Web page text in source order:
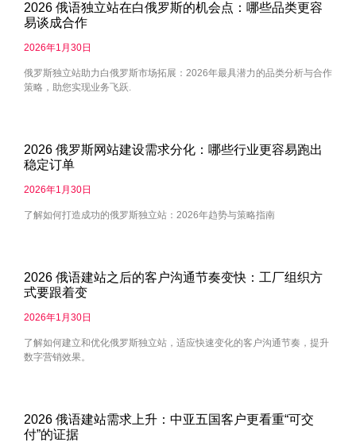
2026 俄语独立站在白俄罗斯的机会点：哪些品类更容
易谈成合作
2026年1月30日
俄罗斯独立站助力白俄罗斯市场拓展：2026年最具潜力的品类分析与合作
策略，助您实现业务飞跃.
2026 俄罗斯网站建设需求分化：哪些行业更容易跑出
稳定订单
2026年1月30日
了解如何打造成功的俄罗斯独立站：2026年趋势与策略指南
2026 俄语建站之后的客户沟通节奏变快：工厂组织方
式要跟着变
2026年1月30日
了解如何建立和优化俄罗斯独立站，适应快速变化的客户沟通节奏，提升
数字营销效果。
2026 俄语建站需求上升：中亚五国客户更看重“可交
付”的证据